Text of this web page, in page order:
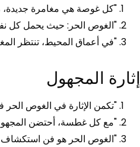
"كل غوصة هي مغامرة جديدة،
"الغوص الحر: حيث يحمل كل
"في أعماق المحيط، تنتظر
إثارة المجهول
"تكمن الإثارة في الغوص الحر
"مع كل غطسة، أحتضن
"الغوص الحر هو فن استكشاف